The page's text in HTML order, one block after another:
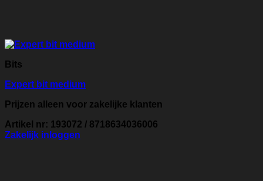
Bits
Expert bit medium
Prijzen alleen voor zakelijke klanten
Artikel nr: 193072 / 8718634036006
Zakelijk inloggen